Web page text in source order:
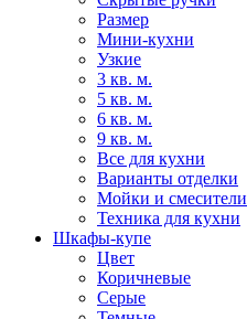
Размер
Мини-кухни
Узкие
3 кв. м.
5 кв. м.
6 кв. м.
9 кв. м.
Все для кухни
Варианты отделки
Мойки и смесители
Техника для кухни
Шкафы-купе
Цвет
Коричневые
Серые